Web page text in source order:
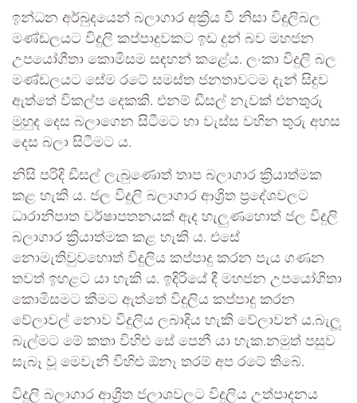
ඉන්ධන අර්බුදයෙන් බලාගාර අක්‍රිය වී නිසා විදුලිබල
මණ්ඩලයට විදුලි කප්පාදුවකට ඉඩ දුන් බව මහජන
උපයෝගීතා කොමිසම සඳහන් කළේය. ලංකා විදුලි බල
මණ්ඩලයට සේම රටේ සමස්ත ජනතාවටම දැන් සිදුව
ඇත්තේ විකල්ප දෙකකි. එනම් ඩීසල් නැවක් එනතුරු
මුහුද දෙස බලාගෙන සිටීමට හා වැස්ස වහින තුරු අහස
දෙස බලා සිටීමට ය.
නිසි පරිදි ඩීසල් ලැබුණොත් තාප බලාගාර ක්‍රියාත්මක
කළ හැකි ය. ජල විදුලි බලාගාර ආශ්‍රිත ප්‍රදේශවලට
ධාරානිපාත වර්ෂාපතනයක් ඇද හැලුණහොත් ජල විදුලි
බලාගාර ක්‍රියාත්මක කළ හැකි ය. එසේ
නොමැතිවුවහොත් විදුලිය කප්පාදු කරන පැය ගණන
තවත් ඉහළට යා හැකි ය. ඉදිරියේ දී මහජන උපයෝගිතා
කොමිසමට කීමට ඇත්තේ විදුලිය කප්පාදු කරන
වේලාවල් නොව විදුලිය ලබාදිය හැකි වේලාවන් ය.බැලූ
බැල්මට මේ කතා විහිළු සේ පෙනී යා හැක.නමුත් පසුව
සැබෑ වූ මෙවැනි විහිළු ඕනෑ තරම් අප රටේ තිබේ.
විදුලි බලාගාර ආශ්‍රීත ජලාශවලට විදුලිය උත්පාදනය